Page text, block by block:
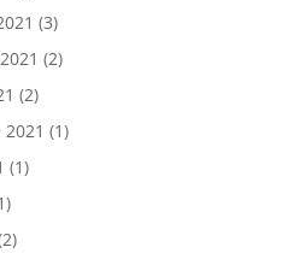
(3)
(2)
(2)
(1)
(1)